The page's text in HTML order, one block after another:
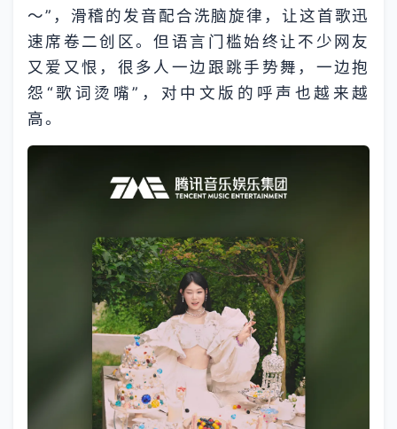
～”，滑稽的发音配合洗脑旋律，让这首歌迅
速席卷二创区。但语言门槛始终让不少网友
又爱又恨，很多人一边跟跳手势舞，一边抱
怨“歌词烫嘴”，对中文版的呼声也越来越
高。